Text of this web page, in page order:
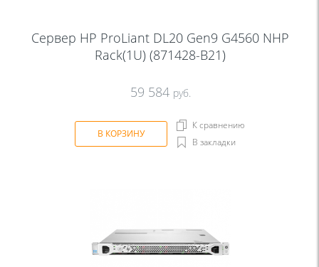
Сервер HP ProLiant DL20 Gen9 G4560 NHP
Rack(1U) (871428-B21)
59 584 руб.
В КОРЗИНУ
К сравнению
В закладки